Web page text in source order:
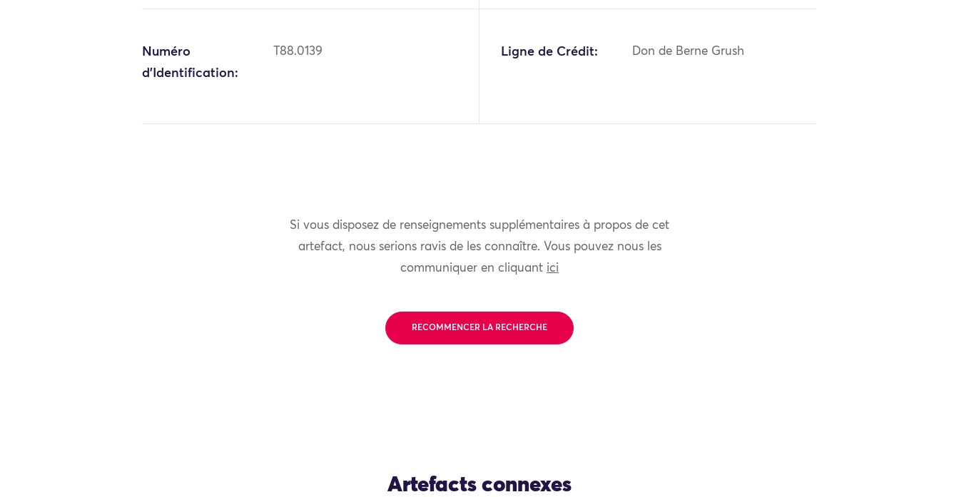
Numéro
d'Identification:
T88.0139 Ligne de Crédit: Don de Berne Grush
Si vous disposez de renseignements supplémentaires à propos de cet
artefact, nous serions ravis de les connaître. Vous pouvez nous les
communiquer en cliquant ici
RECOMMENCER LA RECHERCHE
Artefacts connexes